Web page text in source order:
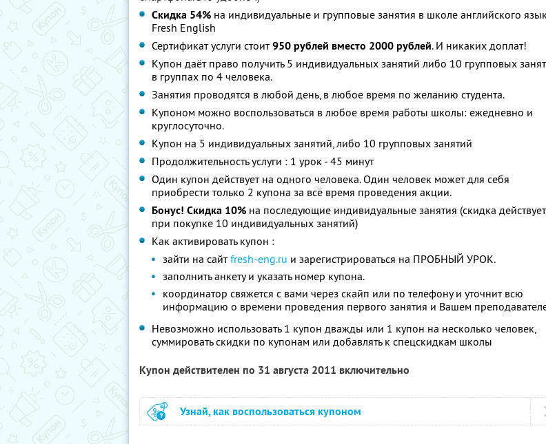
Скидка 54% на индивидуальные и групповые занятия в школе английского
Fresh English
Сертификат услуги стоит950 рублей вместо 2000 рублей. И никаких доплат!
Купон даёт право получить 5 индивидуальных занятий либо 10 групповых
в группах по 4 человека.
Занятия проводятся в любой день, в любое время по желанию студента.
Купоном можно воспользоваться в любое время работы школы: ежедневно и
круглосуточно.
Купон на 5 индивидуальных занятий, либо 10 групповых занятий
Продолжительность услуги : 1 урок - 45 минут
Один купон действует на одного человека. Один человек может для себя
приобрести только 2 купона за всё время проведения акции.
Бонус! Скидка 10% на последующие индивидуальные занятия (скидка действует
при покупке 10 индивидуальных занятий)
Как активировать купон :
зайти на сайтfresh-eng.ru и зарегистрироваться на ПРОБНЫЙ УРОК.
заполнить анкету и указать номер купона.
координатор свяжется с вами через скайп или по телефону и уточнит всю
информацию о времени проведения первого занятия и Вашем
Невозможно использовать 1 купон дважды или 1 купон на несколько человек,
суммировать скидки по купонам или добавлять к спецскидкам школы
Купон действителен по 31 августа 2011 включительно
Узнай, как воспользоваться купоном